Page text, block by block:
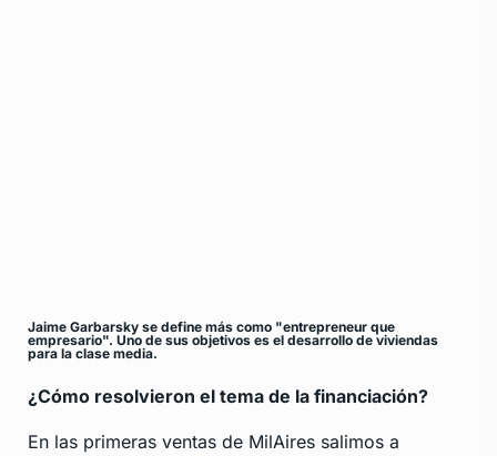
Jaime Garbarsky se define más como "entrepreneur que
empresario". Uno de sus objetivos es el desarrollo de viviendas
para la clase media.
¿Cómo resolvieron el tema de la financiación?
En las primeras ventas de MilAires salimos a